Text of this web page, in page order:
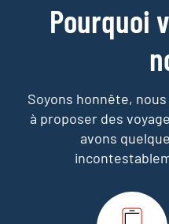
Pourquoi
Soyons honnête,
à proposer des
avons